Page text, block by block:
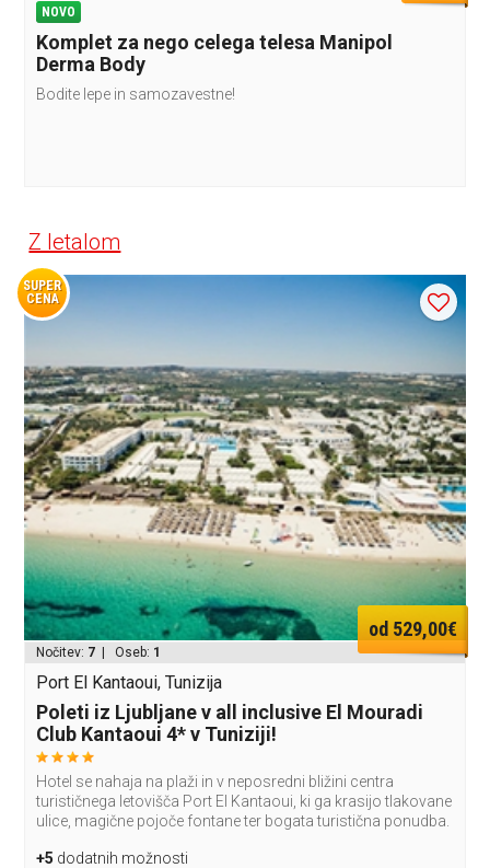
NOVO
Komplet za nego celega telesa Manipol
Derma Body
Bodite lepe in samozavestne!
Z letalom
SUPER
CENA
od 529,00€
Nočitev: 7 | Oseb: 1
Port El Kantaoui, Tunizija
Poleti iz Ljubljane v all inclusive El Mouradi
Club Kantaoui 4* v Tuniziji!
Hotel se nahaja na plaži in v neposredni bližini centra
turističnega letovišča Port El Kantaoui, ki ga krasijo tlakovane
ulice, magične pojoče fontane ter bogata turistična ponudba.
+5 dodatnih možnosti